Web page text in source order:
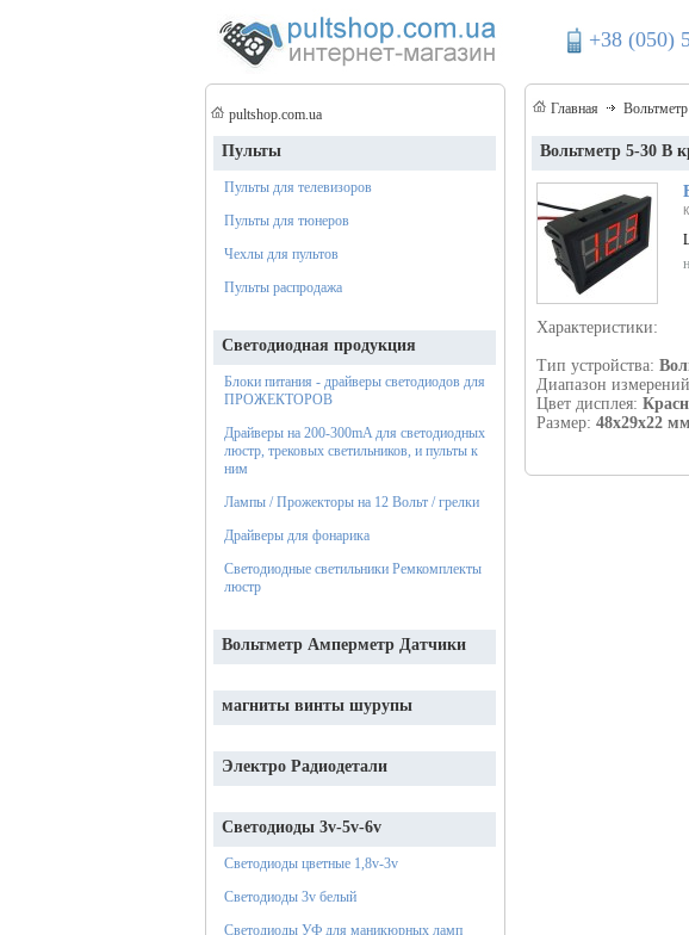
+38 (050)
pultshop.com.ua
Пульты
Пульты для телевизоров
Пульты для тюнеров
Чехлы для пультов
Пульты распродажа
Светодиодная продукция
Блоки питания - драйверы светодиодов для
ПРОЖЕКТОРОВ
Драйверы на 200-300mA для светодиодных
люстр, трековых светильников, и пульты к
ним
Лампы / Прожекторы на 12 Вольт / грелки
Драйверы для фонарика
Светодиодные светильники Ремкомплекты
люстр
Вольтметр Амперметр Датчики
магниты винты шурупы
Электро Радиодетали
Светодиоды 3v-5v-6v
Светодиоды цветные 1,8v-3v
Светодиоды 3v белый
Светодиоды УФ для маникюрных ламп
Главная
Вольтметр 5-30 В
Характеристики:
Тип устройства:
Диапазон
Цвет дисплея:
Размер: 48х29х22